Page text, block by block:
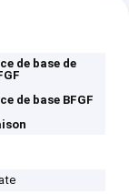
de base de
de base BFGF